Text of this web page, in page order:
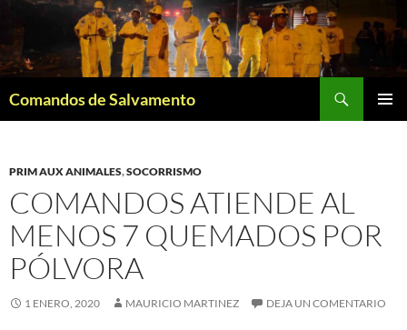
Saltar
contenido
Comandos de Salvamento
PRIM AUX ANIMALES,SOCORRISMO
COMANDOS ATIENDE AL
MENOS 7 QUEMADOS POR
PÓLVORA
1 ENERO, 2020 MAURICIO MARTINEZ DEJA UN COMENTARIO